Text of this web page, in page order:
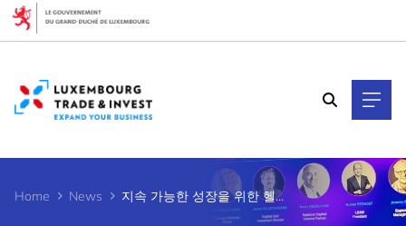
Home News 지속 가능한 성장을 위한 헬스테크 투자 구조화
Cookies management panel